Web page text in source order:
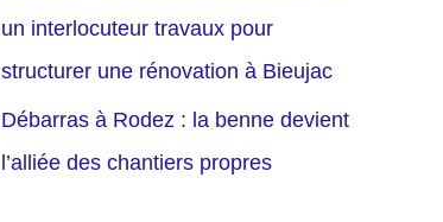
un interlocuteur travaux pour
structurer une rénovation à Bieujac
Débarras à Rodez : la benne devient
l’alliée des chantiers propres